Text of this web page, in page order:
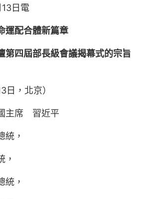
日電
運配合體新篇章
四屆部長級會議揭幕式的宗旨
日，北京）
主席 習近平
統，
，
統，